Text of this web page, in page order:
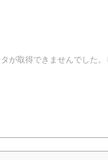
が取得できませんでした